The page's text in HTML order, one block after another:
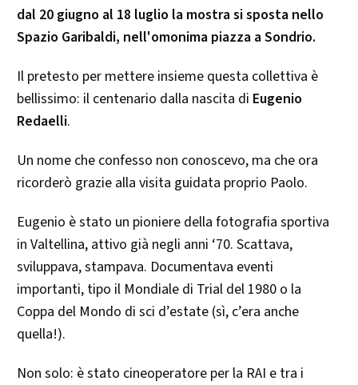
dal 20 giugno al 18 luglio la mostra si sposta nello
Spazio Garibaldi, nell'omonima piazza a Sondrio.
Il pretesto per mettere insieme questa collettiva è
bellissimo: il centenario dalla nascita di Eugenio
Redaelli.
Un nome che confesso non conoscevo, ma che ora
ricorderò grazie alla visita guidata proprio Paolo.
Eugenio è stato un pioniere della fotografia sportiva
in Valtellina, attivo già negli anni ‘70. Scattava,
sviluppava, stampava. Documentava eventi
importanti, tipo il Mondiale di Trial del 1980 o la
Coppa del Mondo di sci d’estate (sì, c’era anche
quella!).
Non solo: è stato cineoperatore per la RAI e tra i